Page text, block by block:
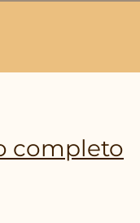
completo